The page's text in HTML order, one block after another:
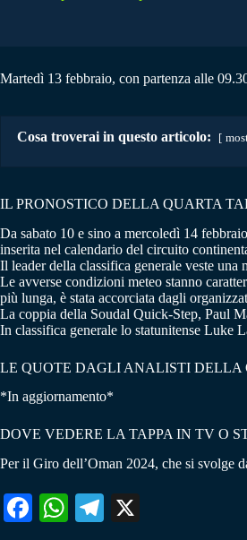
Martedì 13 febbraio, con partenza alle
Cosa troverai in questo articolo:
IL PRONOSTICO DELLA QUARTA
Da sabato 10 e sino a mercoledì 14
inserita nel calendario del circuito
Il leader della classifica generale veste
Le avverse condizioni meteo stanno
più lunga, è stata accorciata dagli
La coppia della Soudal Quick-Step, Paul
In classifica generale lo statunitense Luke
LE QUOTE DAGLI ANALISTI DELLA
*In aggiornamento*
DOVE VEDERE LA TAPPA IN TV O
Per il Giro dell’Oman 2024, che si svolge
Fa W
Te